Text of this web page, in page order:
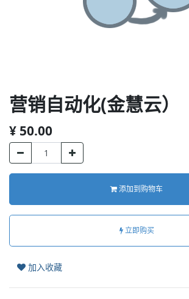
营销自动化(金慧云）
¥ 50.00
添加到购物车
立即购买
加入收藏